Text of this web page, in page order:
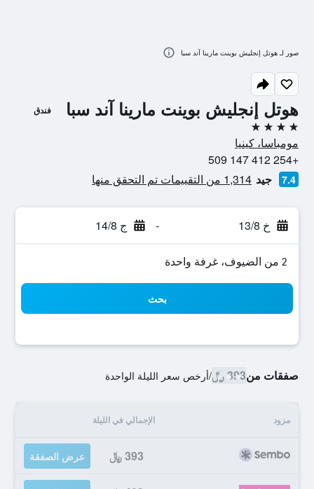
هوتل إنجليش بوينت مارينا آند سبا فندق
4 نجوم
مومباسا، كينيا
+254 412 147 509
7.4 جيد 1,314 من التقييمات تم التحقق منها
خ 13/8 - ج 14/8
2 من الضيوف، غرفة واحدة
بحث
صفقات من393 ﷼ /أرخص سعر الليلة الواحدة
مزود الإجمالي في الليلة
393 ﷼ عرض الصفقة
صور لـ هوتل إنجليش بوينت مارينا آند سبا